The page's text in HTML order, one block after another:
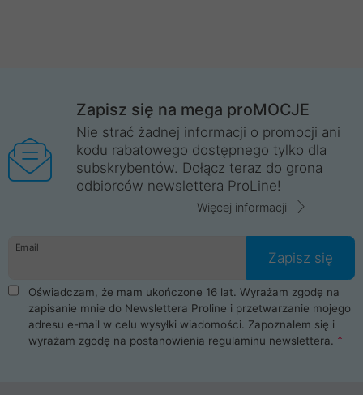
Zapisz się na mega proMOCJE
Nie strać żadnej informacji o promocji ani
kodu rabatowego dostępnego tylko dla
subskrybentów. Dołącz teraz do grona
odbiorców newslettera ProLine!
Więcej informacji
Email
Zapisz się
Oświadczam, że mam ukończone 16 lat. Wyrażam zgodę na
zapisanie mnie do Newslettera Proline i przetwarzanie mojego
adresu e-mail w celu wysyłki wiadomości. Zapoznałem się i
wyrażam zgodę na postanowienia regulaminu newslettera.